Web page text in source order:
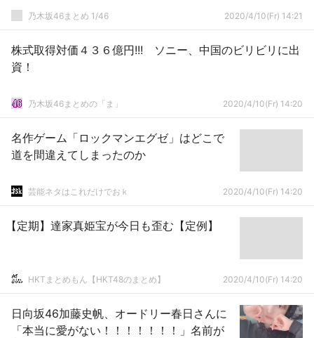
乃木坂46まとめ 1/46 2020/4/10(Fr) 14:21
株式取得対価４３６億円!!! ソニー、中国のビリビリに出
資！
乃木坂46まとめの「ま」 2020/4/10(Fr) 14:20
名作ゲーム「ロックマンエグゼ」はどこで
道を間違えてしまったのか
芸能ネタはこれだけでおｋ 2020/4/10(Fr) 14:20
【定期】達家真姫宝が今日も歪む【定例】
HKTまとめもん【HKT48のまとめ】 2020/4/10(Fr) 14:20
日向坂46加藤史帆、オードリー春日さんに
「本当に愛がない！！！！！！！」名前が